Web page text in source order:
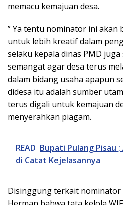
memacu kemajuan desa.
” Ya tentu nominator ini akan
untuk lebih kreatif dalam
selaku kepala dinas PMD
semangat agar desa terus
dalam bidang usaha apapun
didesa itu adalah sumber
terus digali untuk kemajuan
menyerahkan piagam.
READ Bupati Pulang Pisau
di Catat Kejelasannya
Disinggung terkait